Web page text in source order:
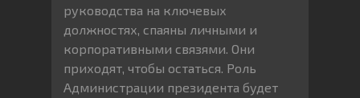
руководства на ключевых
должностях, спаяны личными и
корпоративными связями. Они
приходят, чтобы остаться. Роль
Администрации президента будет